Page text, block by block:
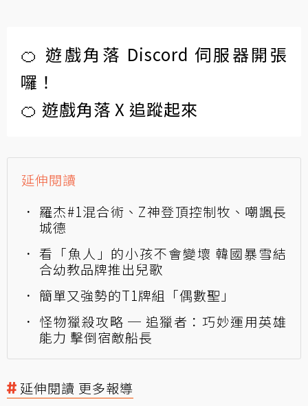
🍊 遊戲角落 Discord 伺服器開張
囉！
🍊 遊戲角落 X 追蹤起來
延伸閱讀
羅杰#1混合術、Z神登頂控制牧、嘲諷長
城德
看「魚人」的小孩不會變壞 韓國暴雪結
合幼教品牌推出兒歌
簡單又強勢的T1牌組「偶數聖」
怪物獵殺攻略 ─ 追獵者：巧妙運用英雄
能力 擊倒宿敵船長
延伸閱讀 更多報導